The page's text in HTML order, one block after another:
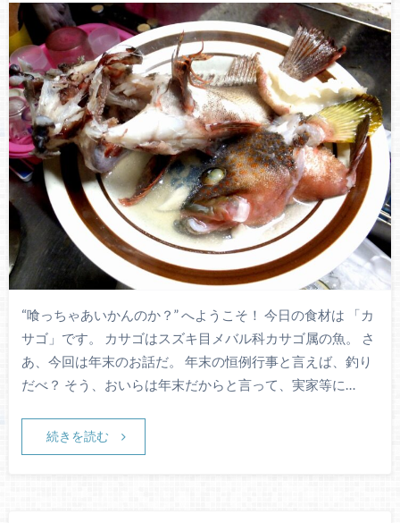
“喰っちゃあいかんのか？” へようこそ！ 今日の食材は 「カ
サゴ」です。 カサゴはスズキ目メバル科カサゴ属の魚。 さ
あ、今回は年末のお話だ。 年末の恒例行事と言えば、釣り
だべ？ そう、おいらは年末だからと言って、実家等に…
続きを読む